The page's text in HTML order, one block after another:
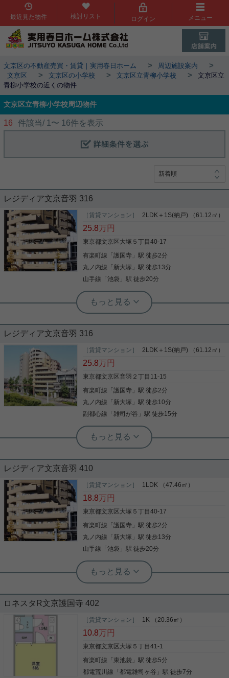
最近見た物件 検討リスト ログイン メニュー
文京区の不動産売買・賃貸｜実用春日ホーム > 周辺施設案内 >
文京区 > 文京区の小学校 > 文京区立青柳小学校 >
文京区立
青柳小学校の近くの物件
文京区立青柳小学校周辺物件
16 件該当/ 1 〜 16件を表示
レジディア文京音羽 316
［賃貸マンション］ 2LDK＋1S(納戸) （61.12㎡）
25.8万円
東京都文京区大塚５丁目40-17
有楽町線 「護国寺 」駅 徒歩2分
丸ノ内線 「 新大塚 」駅 徒歩13分
山手線 「池袋 」駅 徒歩20分
実用春日ホーム 茗荷谷店 堀田枝里
駅近物件☆2SLDK、南西向き、角部
紹介です☆ 2026年8月、室内リノベーション工事完
了予定！ 未使用の設備にて、入居可能です！ 共用部
にはキッズルームも備わっております！ 雨の日でも
気兼ねなく遊べます☆ お気軽にお問い合わせくださ
用春日ホーム株式会社 茗荷谷店 TEL：03-6902-
5021
写真(9)
詳細を見る
レジディア文京音羽 316
［賃貸マンション］ 2LDK＋1S(納戸) （61.12㎡）
25.8万円
東京都文京区音羽２丁目11-15
有楽町線 「護国寺 」駅 徒歩2分
丸ノ内線 「 新大塚 」駅 徒歩10分
副都心線 「雑司が谷 」駅 徒歩15分
実用春日ホーム 本店 市原怜奈
☆角部屋★南西向き☆2026年8月りの
「レジディア文京音羽」。歩いて2分の場所にはセ
ブン銀行 東京メトロ 有楽町線 護国寺駅 共同出張所
があります。共用部にはエレベータ・敷地内ごみ置
き場などが揃っており、とても充実しています。室
ど大変充実。駅徒歩2分のマンションなので、通
勤・通学時間を短縮できます。おかずや汁物など何
品も作りたい人におすすめな2口コンロを設置して
います。住まいを楽しむ。そうすれば、より快適な
生活を送ることができるでしょう。快適な住まいを
お客様と共にお探しいたします(^o^)
写真(9)
詳細を見る
レジディア文京音羽 410
［賃貸マンション］ 1LDK （47.46㎡）
18.8万円
東京都文京区大塚５丁目40-17
有楽町線 「護国寺 」駅 徒歩2分
丸ノ内線 「 新大塚 」駅 徒歩13分
山手線 「池袋 」駅 徒歩20分
実用春日ホーム 茗荷谷店 堀田枝里
礼金0☆護国寺駅徒歩2分、1LDK！
介です☆ 室内リノベーション済み☆ 大通りとは反対
向きのお部屋のため、 車の騒音等もそれほど気にな
りません！ リビングと洋室がしっかり分かれている
ため、 生活のメリハリがつけやすい間取りです☆ お
相談もお気軽にどうぞ★ 実用春日ホーム株式会社
茗荷谷店 TEL：03-6902-5021
写真(9)
詳細を見る
ロネスタR文京護国寺 402
［賃貸マンション］ 1K （20.36㎡）
10.8万円
東京都文京区大塚５丁目41-1
有楽町線 「 東池袋 」駅 徒歩5分
都電荒川線 「都電雑司ヶ谷 」駅 徒歩7分